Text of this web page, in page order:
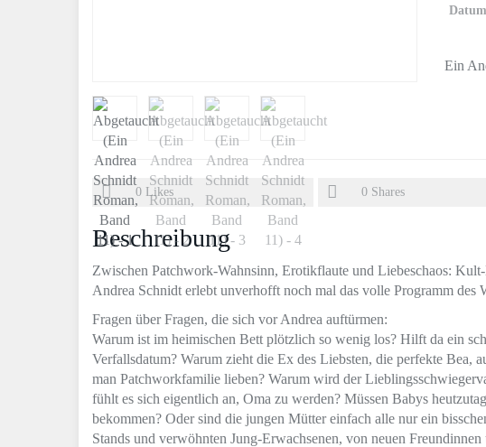
Datum
Ein
0 Likes 0 Shares
Beschreibung
Zwischen Patchwork-Wahnsinn, Erotikflaute und Liebeschaos:
Andrea Schnidt erlebt unverhofft noch mal das volle Programm des
Fragen über Fragen, die sich vor Andrea auftürmen:
Warum ist im heimischen Bett plötzlich so wenig los? Hilft da ein
Verfallsdatum? Warum zieht die Ex des Liebsten, die perfekte Bea,
man Patchworkfamilie lieben? Warum wird der
fühlt es sich eigentlich an, Oma zu werden? Müssen Babys
bekommen? Oder sind die jungen Mütter einfach alle nur ein
Stands und verwöhnten Jung-Erwachsenen, von neuen